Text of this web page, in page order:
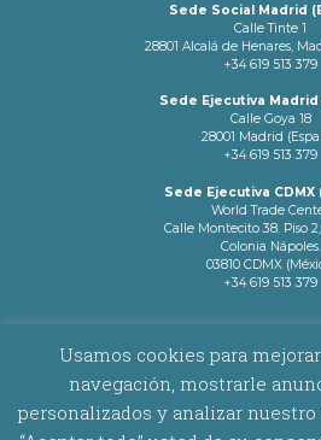
Sede Social Madrid
Calle Tinte 1
28801 Alcalá de Henares,
+34 619 513 379
Sede Ejecutiva Madrid
Calle Goya 18
28001 Madrid
+34 619 513 379
Sede Ejecutiva CDMX
World Trade
Calle Montecito 38. Piso
Colonia Nápoles.
03810 CDMX
+34 619 513 379
AVISO LEGAL
Usamos cookies para
navegación, mostrarle
personalizados y analizar